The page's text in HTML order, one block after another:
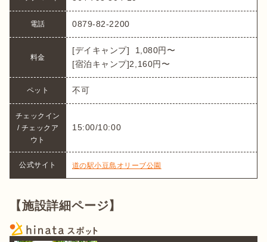
電話 0879-82-2200
料金
[デイキャンプ]  1,080円〜
[宿泊キャンプ]2,160円〜
ペット 不可
チェックイン
/ チェックア
ウト
15:00/10:00
公式サイト 道の駅小豆島オリーブ公園
【施設詳細ページ】